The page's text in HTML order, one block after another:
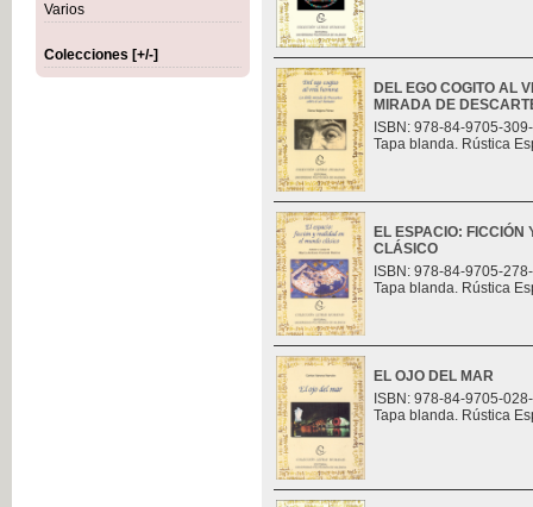
Varios
Colecciones [+/-]
DEL EGO COGITO AL
MIRADA DE
ISBN: 978-84-9705-
Tapa blanda. Rústica
EL ESPACIO:
CLÁSICO
ISBN: 978-84-9705-
Tapa blanda. Rústica
EL OJO DEL MAR
ISBN: 978-84-9705-
Tapa blanda. Rústica